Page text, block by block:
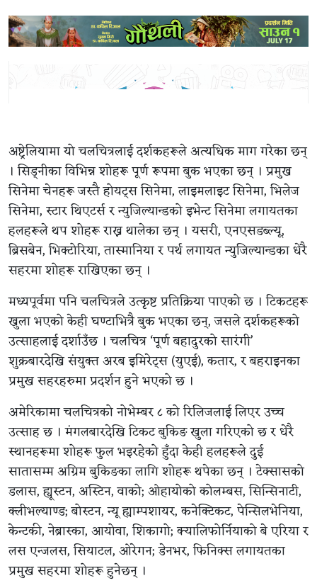
अष्ट्रेलियामा यो चलचित्रलाई दर्शकहरूले अत्यधिक माग गरेका छन्
। सिड्नीका विभिन्न शोहरू पूर्ण रूपमा बुक भएका छन् । प्रमुख
सिनेमा चेनहरू जस्तै होयट्स सिनेमा, लाइमलाइट सिनेमा, भिलेज
सिनेमा, स्टार थिएटर्स र न्युजिल्यान्डको इभेन्ट सिनेमा लगायतका
हलहरूले थप शोहरू राख्न थालेका छन् । यसरी, एनएसडब्ल्यू,
ब्रिसबेन, भिक्टोरिया, तास्मानिया र पर्थ लगायत न्युजिल्यान्डका धेरै
सहरमा शोहरू राखिएका छन् ।
मध्यपूर्वमा पनि चलचित्रले उत्कृष्ट प्रतिक्रिया पाएको छ । टिकटहरू
खुला भएको केही घण्टाभित्रै बुक भएका छन्, जसले दर्शकहरूको
उत्साहलाई दर्शाउँछ । चलचित्र ‘पूर्ण बहादुरको सारंगी’
शुक्रबारदेखि संयुक्त अरब इमिरेट्स (युएई), कतार, र बहराइनका
प्रमुख सहरहरुमा प्रदर्शन हुने भएको छ ।
अमेरिकामा चलचित्रको नोभेम्बर ८ को रिलिजलाई लिएर उच्च
उत्साह छ । मंगलबारदेखि टिकट बुकिङ खुला गरिएको छ र धेरै
स्थानहरूमा शोहरू फुल भइरहेको हुँदा केही हलहरूले दुई
सातासम्म अग्रिम बुकिङका लागि शोहरू थपेका छन् । टेक्सासको
डलास, ह्यूस्टन, अस्टिन, वाको; ओहायोको कोलम्बस, सिन्सिनाटी,
क्लीभल्याण्ड; बोस्टन, न्यू ह्याम्पशायर, कनेक्टिकट, पेन्सिलभेनिया,
केन्टकी, नेब्रास्का, आयोवा, शिकागो; क्यालिफोर्नियाको बे एरिया र
लस एन्जलस, सियाटल, ओरेगन; डेनभर, फिनिक्स लगायतका
प्रमुख सहरमा शोहरू हुनेछन् ।